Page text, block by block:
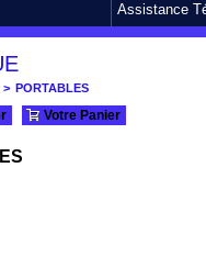
Assistance
> PORTABLES
Votre Panier